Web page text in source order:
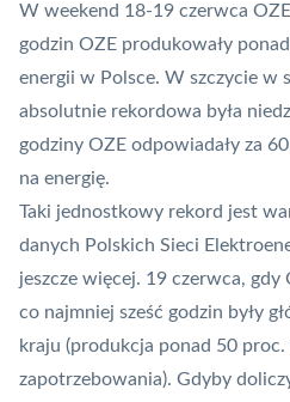
W weekend 18-19 czerwca
godzin OZE produkowały
energii w Polsce. W szczycie w
absolutnie rekordowa była
godziny OZE odpowiadały za
na energię.
Taki jednostkowy rekord jest
danych Polskich Sieci
jeszcze więcej. 19 czerwca, gdy
co najmniej sześć godzin były
kraju (produkcja ponad 50 proc.
zapotrzebowania). Gdyby